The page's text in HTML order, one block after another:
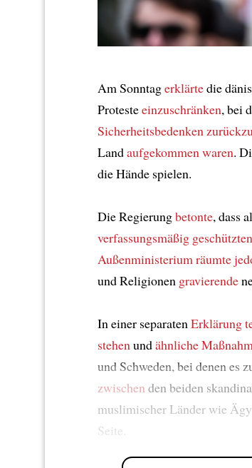
Am Sonntagerklärtedie
Protesteeinzuschränken, bei
Sicherheitsbedenken
Landaufgekommen waren.
die Hände spielen.
Die Regierungbetonte, dass
verfassungsmäßig
Außenministeriumräumte
und Religionen gravierende
In einer separatenErklärung
stehenundähnliche
und Schweden, bei denen es
zwischen den beiden
muslimischer Länder wie
Seite.